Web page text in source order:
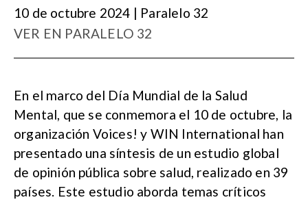
10 de octubre 2024 | Paralelo 32
VER EN PARALELO 32
En el marco del Día Mundial de la Salud
Mental, que se conmemora el 10 de octubre, la
organización Voices! y WIN International han
presentado una síntesis de un estudio global
de opinión pública sobre salud, realizado en 39
países. Este estudio aborda temas críticos